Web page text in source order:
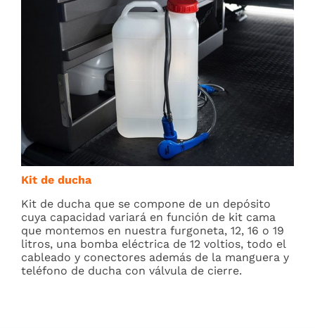
Kit de ducha
Kit de ducha que se compone de un depósito
cuya capacidad variará en función de kit cama
que montemos en nuestra furgoneta, 12, 16 o 19
litros, una bomba eléctrica de 12 voltios, todo el
cableado y conectores además de la manguera y
teléfono de ducha con válvula de cierre.